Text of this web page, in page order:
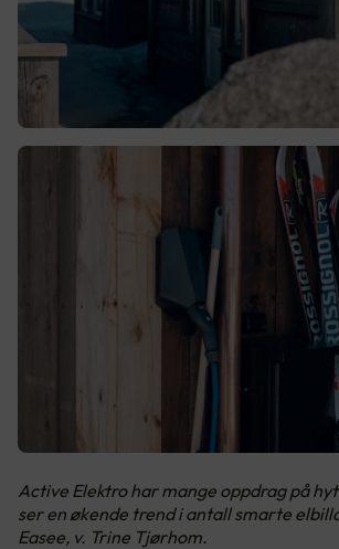
Active Elektro har mange oppdrag på
ser en økende trend i antall smarte
Easee, v. Trine Tjørhom.